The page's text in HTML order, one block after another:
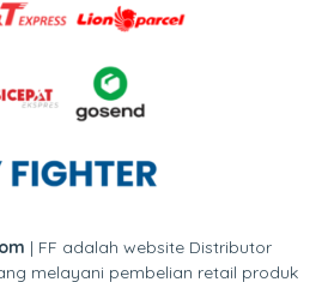
| FF adalah website Distributor
melayani pembelian retail produk